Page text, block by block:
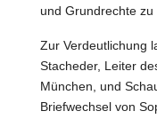
und Grundrechte zu
Zur Verdeutlichung
Stacheder, Leiter
München, und
Briefwechsel von